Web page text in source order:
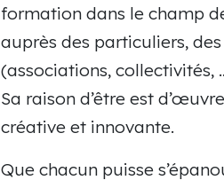
formation dans le champ
auprès des particuliers,
(associations, collectivités,
Sa raison d’être est
créative et innovante.
Que chacun puisse